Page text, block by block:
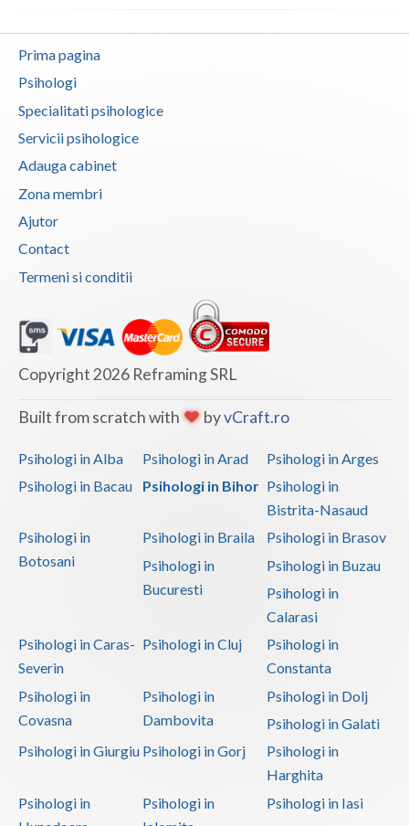
Vaslui
Prima pagina
Psihologi
Specialitati psihologice
Servicii psihologice
Adauga cabinet
Zona membri
Ajutor
Contact
Termeni si conditii
Copyright 2026 Reframing SRL
Built from scratch with byvCraft.ro
Psihologi in Alba Psihologi in Arad
Psihologi in Arges
Psihologi in Bacau
Psihologi in Bihor Psihologi in
Bistrita-Nasaud
Psihologi in
Botosani
Psihologi in Braila
Psihologi in Brasov
Psihologi in
Bucuresti
Psihologi in Buzau
Psihologi in
Calarasi
Psihologi in Caras-
Severin
Psihologi in Cluj
Psihologi in
Constanta
Psihologi in
Covasna
Psihologi in
Dambovita
Psihologi in Dolj
Psihologi in Galati
Psihologi in Giurgiu Psihologi in Gorj
Psihologi in
Harghita
Psihologi in
Psihologi in
Psihologi in Iasi